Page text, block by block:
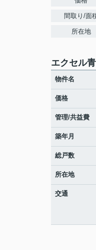
間取り/面
所在地
エクセル
物件名
価格
管理/共益費
築年月
総戸数
所在地
交通